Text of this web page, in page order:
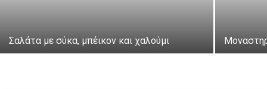
Σαλάτα με σύκα, μπέικον και χαλούμι